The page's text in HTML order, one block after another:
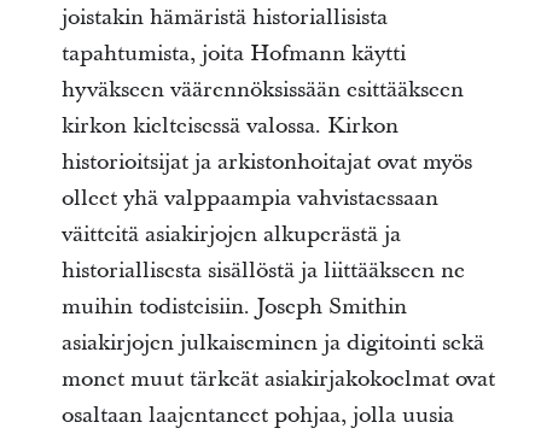
joistakin hämäristä historiallisista
tapahtumista, joita Hofmann käytti
hyväkseen väärennöksissään esittääkseen
kirkon kielteisessä valossa. Kirkon
historioitsijat ja arkistonhoitajat ovat myös
olleet yhä valppaampia vahvistaessaan
väitteitä asiakirjojen alkuperästä ja
historiallisesta sisällöstä ja liittääkseen ne
muihin todisteisiin. Joseph Smithin
asiakirjojen julkaiseminen ja digitointi sekä
monet muut tärkeät asiakirjakokoelmat ovat
osaltaan laajentaneet pohjaa, jolla uusia